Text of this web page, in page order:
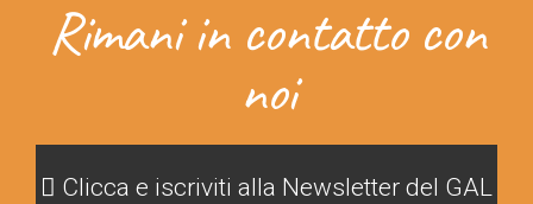
Rimani in contatto con
noi
Clicca e iscriviti alla Newsletter del GAL